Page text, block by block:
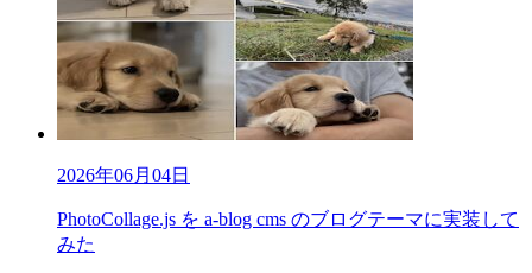
2026年06月04日
PhotoCollage.js を a-blog cms のブログテーマに実装して
みた